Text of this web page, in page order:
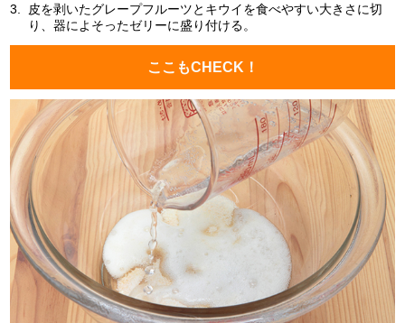
3.
皮を剥いたグレープフルーツとキウイを食べやすい大きさに切
り、器によそったゼリーに盛り付ける。
ここもCHECK！